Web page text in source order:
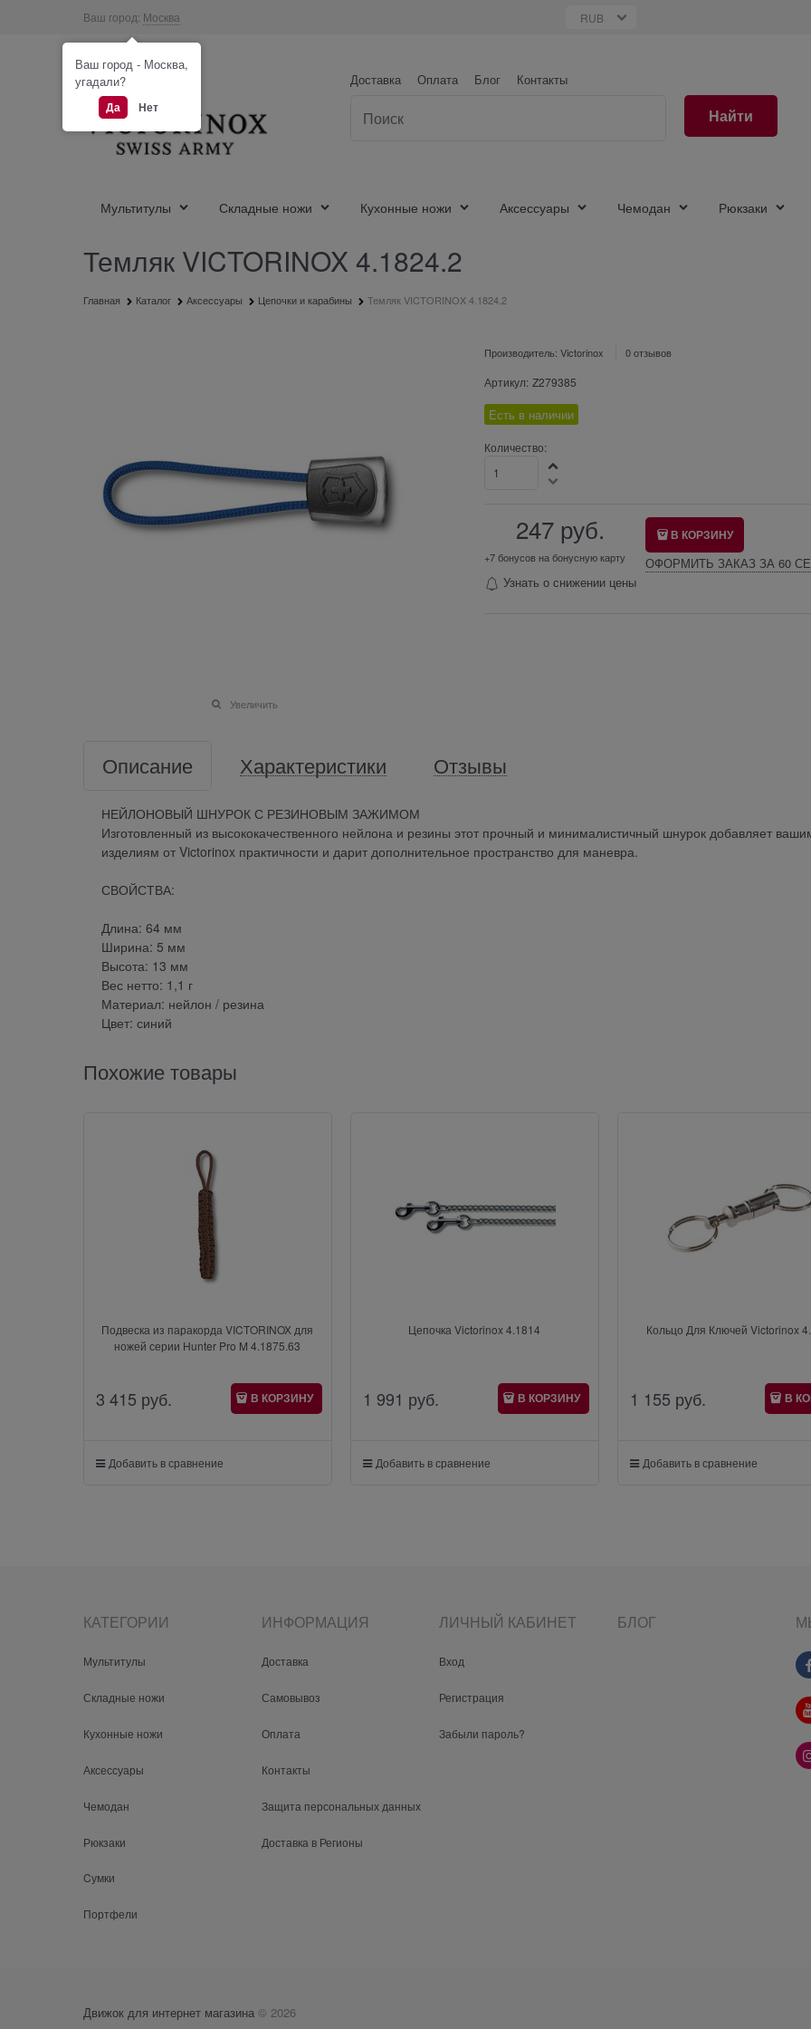
Ваш город: Москва
Доставка Оплата Блог Контакты
Найти
Мультитулы Складные ножи Кухонные ножи Аксессуары Чемодан Рюкзаки
Темляк VICTORINOX 4.1824.2
Главная Каталог Аксессуары Цепочки и карабины Темляк VICTORINOX 4.1824.2
Увеличить
Производитель: Victorinox 0 отзывов
Артикул: Z279385
Есть в наличии
Количество:
247 руб.
+7 бонусов на бонусную карту
Узнать о снижении цены
В КОРЗИНУ
ОФОРМИТЬ ЗАКАЗ ЗА 60
Описание Характеристики Отзывы
НЕЙЛОНОВЫЙ ШНУРОК С РЕЗИНОВЫМ ЗАЖИМОМ
Изготовленный из высококачественного нейлона и резины этот прочный и минималистичный шнурок добавляет
изделиям от Victorinox практичности и дарит дополнительное пространство для маневра.
СВОЙСТВА:
Длина: 64 мм
Ширина: 5 мм
Высота: 13 мм
Вес нетто: 1,1 г
Материал: нейлон / резина
Цвет: синий
Похожие товары
Подвеска из паракорда VICTORINOX для
ножей серии Hunter Pro M 4.1875.63
3 415 руб. В КОРЗИНУ
Добавить в сравнение
Цепочка Victorinox 4.1814
1 991 руб. В КОРЗИНУ
Добавить в сравнение
Кольцо Для Ключей
1 155 руб. В
Добавить в сравнение
КАТЕГОРИИ
Мультитулы
Складные ножи
Кухонные ножи
Аксессуары
Чемодан
Рюкзаки
Cумки
Портфели
ИНФОРМАЦИЯ
Доставка
Самовывоз
Оплата
Контакты
Защита персональных данных
Доставка в Регионы
ЛИЧНЫЙ КАБИНЕТ
Вход
Регистрация
Забыли пароль?
БЛОГ
Движок для интернет магазина © 2026
Ваш город - Москва,
угадали?
Да Нет